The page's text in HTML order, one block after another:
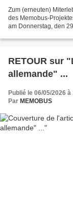
Zum (erneuten)
des Memobus-
am Donnerstag, den
RETOUR sur
allemande" ...
Publié le 06/05/2026 à
Par MEMOBUS